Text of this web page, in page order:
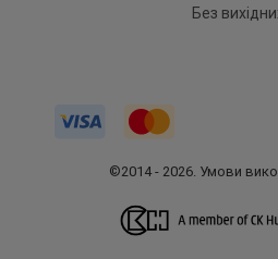
Без
©2014 - 2026. Умови